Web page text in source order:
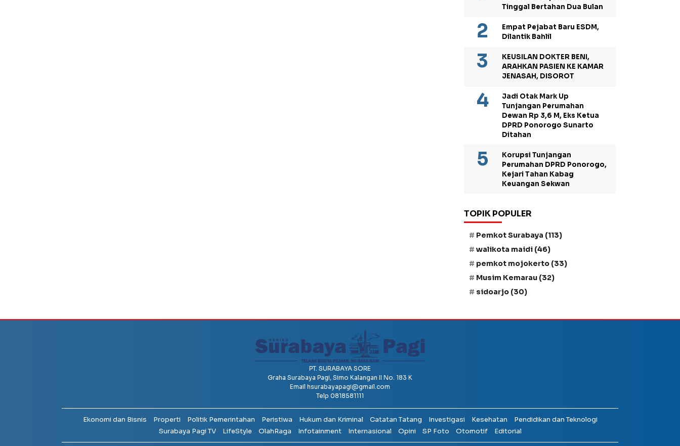
Tinggal Bertahan Dua Bulan
Empat Pejabat Baru ESDM,
Dilantik Bahlil
KEUSILAN DOKTER BENI,
ARAHKAN PASIEN KE KAMAR
JENASAH, DISOROT
Jadi Otak Mark Up
Tunjangan Perumahan
Dewan Rp 3,6 M, Eks Ketua
DPRD Ponorogo Sunarto
Ditahan
Korupsi Tunjangan
Perumahan DPRD Ponorogo,
Kejari Tahan Kabag
Keuangan Sekwan
TOPIK POPULER
Pemkot Surabaya (113)
walikota maidi (46)
pemkot mojokerto (33)
Musim Kemarau (32)
sidoarjo (30)
PT. SURABAYA SORE
Graha Surabaya Pagi, Simo Kalangan II No. 183 K
Email hsurabayapagi@gmail.com
Telp 0818581111
Ekonomi dan Bisnis Properti Politik Pemerintahan Peristiwa Hukum dan Kriminal Catatan Tatang Investigasi Kesehatan
Pendidikan dan Teknologi
Surabaya Pagi TV
LifeStyle OlahRaga Infotainment Internasional Opini SP Foto Otomotif Editorial